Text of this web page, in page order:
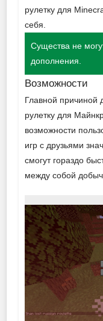
рулетку для
себя.
Существа не
дополнения.
Возможности
Главной причиной
рулетку для
возможности
игр с друзьями
смогут гораздо
между собой